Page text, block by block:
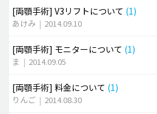
idニュース
安全整形
ご相談のお問い合わせ
[両顎手術] V3リフトについて (1)
あけみ | 2014.09.10
[両顎手術] モニターについて (1)
ま | 2014.09.05
[両顎手術] 料金について (1)
りんご | 2014.08.30